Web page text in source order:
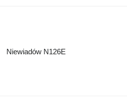
Niewiadów N126E